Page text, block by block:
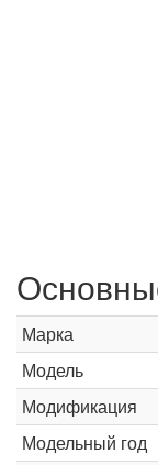
Марка
Модель
Модификация
Модельный год